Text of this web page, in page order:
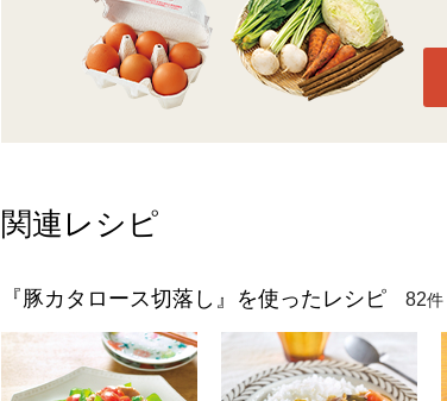
関連レシピ
『豚カタロース切落し』を使ったレシピ 82件